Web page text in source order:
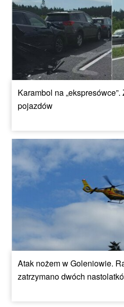
Karambol na
pojazdów
Atak nożem w Goleniowie.
zatrzymano dwóch